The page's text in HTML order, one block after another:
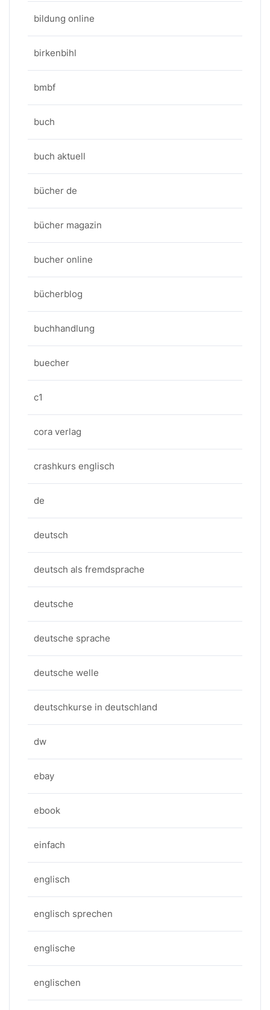
bildung online
birkenbihl
bmbf
buch
buch aktuell
bücher de
bücher magazin
bucher online
bücherblog
buchhandlung
buecher
c1
cora verlag
crashkurs englisch
de
deutsch
deutsch als fremdsprache
deutsche
deutsche sprache
deutsche welle
deutschkurse in deutschland
dw
ebay
ebook
einfach
englisch
englisch sprechen
englische
englischen